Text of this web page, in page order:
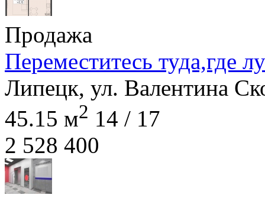
Продажа
Переместитесь туда,где
Липецк, ул. Валентина
45.15 м2 14 / 17
2 528 400